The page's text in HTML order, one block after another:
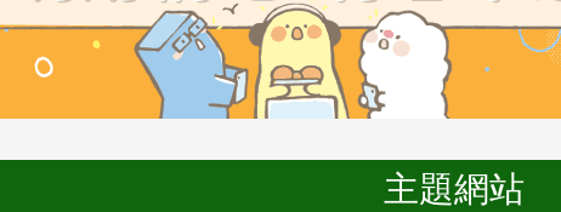
主題網站